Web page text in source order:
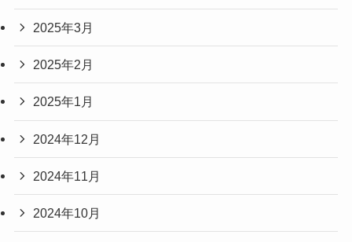
2025年3月
2025年2月
2025年1月
2024年12月
2024年11月
2024年10月